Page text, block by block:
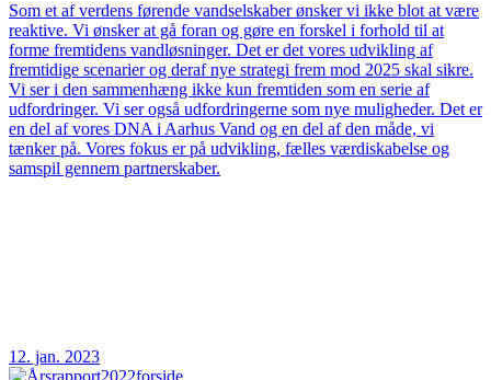
Som et af verdens førende vandselskaber ønsker vi ikke blot at være
reaktive. Vi ønsker at gå foran og gøre en forskel i forhold til at
forme fremtidens vandløsninger. Det er det vores udvikling af
fremtidige scenarier og deraf nye strategi frem mod 2025 skal sikre.
Vi ser i den sammenhæng ikke kun fremtiden som en serie af
udfordringer. Vi ser også udfordringerne som nye muligheder. Det er
en del af vores DNA i Aarhus Vand og en del af den måde, vi
tænker på. Vores fokus er på udvikling, fælles værdiskabelse og
samspil gennem partnerskaber.
12. jan. 2023